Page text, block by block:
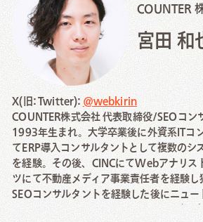
COUNTER
宮田 和
X(旧: Twitter): @webkirin
COUNTER株式会社 代表取締役/SEOコン
1993年生まれ。大学卒業後に外資系ITコ
てERP導入コンサルタントとして複数のシ
を経験。その後、CINCにてWebアナリス
ツにて不動産メディア事業責任者を経験し
SEOコンサルタントを経験した後にニュー